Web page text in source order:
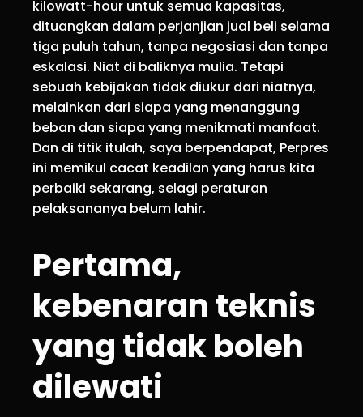
kilowatt-hour untuk semua kapasitas,
dituangkan dalam perjanjian jual beli selama
tiga puluh tahun, tanpa negosiasi dan tanpa
eskalasi. Niat di baliknya mulia. Tetapi
sebuah kebijakan tidak diukur dari niatnya,
melainkan dari siapa yang menanggung
beban dan siapa yang menikmati manfaat.
Dan di titik itulah, saya berpendapat, Perpres
ini memikul cacat keadilan yang harus kita
perbaiki sekarang, selagi peraturan
pelaksananya belum lahir.
Pertama,
kebenaran teknis
yang tidak boleh
dilewati